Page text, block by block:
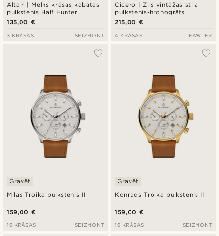
Altair | Melns krāsas kabatas
pulkstenis Half Hunter
135,00 €
3 KRĀSAS SEIZMONT
Cicero | Zils vintāžas stila
pulkstenis-hronogrāfs
215,00 €
4 KRĀSAS FAWLER
Milas Troika pulkstenis II
Gravēt
159,00 €
19 KRĀSAS SEIZMONT
Konrads Troika pulkstenis II
Gravēt
159,00 €
19 KRĀSAS SEIZMONT